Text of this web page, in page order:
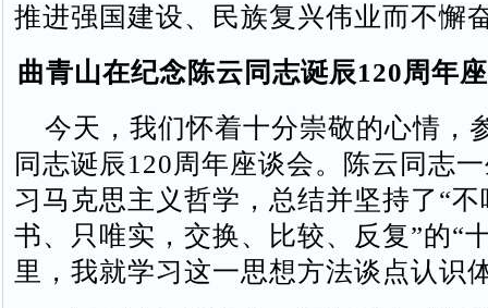
推进强国建设、民族复兴伟业而不懈
曲青山在纪念陈云同志诞辰120周年
今天，我们怀着十分崇敬的心情，
同志诞辰120周年座谈会。陈云同志
习马克思主义哲学，总结并坚持了“
书、只唯实，交换、比较、反复”的“
里，我就学习这一思想方法谈点认识